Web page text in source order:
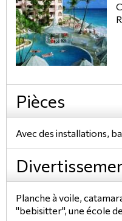
Pièces
Avec des installations,
Planche à voile,
"bebisitter", une école